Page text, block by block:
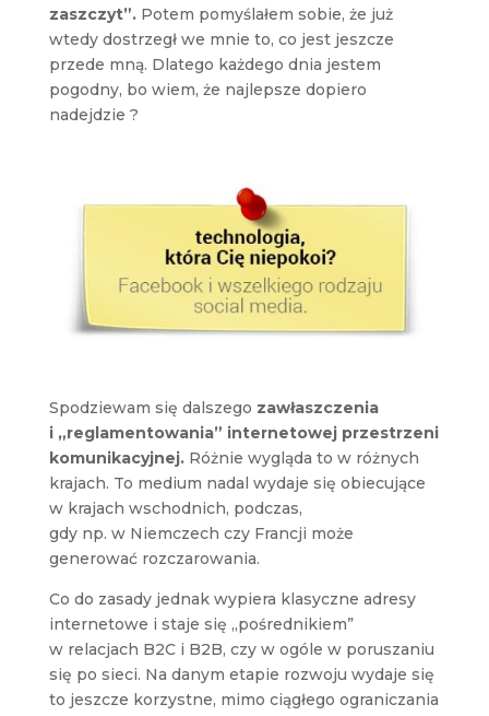
zaszczyt”.Potem pomyślałem sobie, że już
wtedy dostrzegł we mnie to, co jest jeszcze
przede mną. Dlatego każdego dnia jestem
pogodny, bo wiem, że najlepsze dopiero
nadejdzie ?
Spodziewam się dalszego zawłaszczenia
i „reglamentowania” internetowej przestrzeni
komunikacyjnej.Różnie wygląda to w różnych
krajach. To medium nadal wydaje się obiecujące
w krajach wschodnich, podczas,
gdy np. w Niemczech czy Francji może
generować rozczarowania.
Co do zasady jednak wypiera klasyczne adresy
internetowe i staje się „pośrednikiem”
w relacjach B2C i B2B, czy w ogóle w poruszaniu
się po sieci. Na danym etapie rozwoju wydaje się
to jeszcze korzystne, mimo ciągłego ograniczania